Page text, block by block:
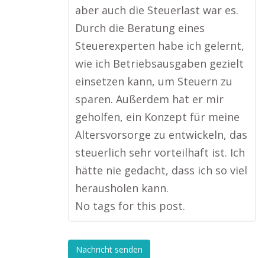
aber auch die Steuerlast war es.
Durch die Beratung eines
Steuerexperten habe ich gelernt,
wie ich Betriebsausgaben gezielt
einsetzen kann, um Steuern zu
sparen. Außerdem hat er mir
geholfen, ein Konzept für meine
Altersvorsorge zu entwickeln, das
steuerlich sehr vorteilhaft ist. Ich
hätte nie gedacht, dass ich so viel
herausholen kann.
No tags for this post.
Nachricht senden